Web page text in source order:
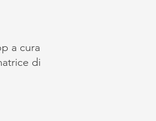
a cura
di